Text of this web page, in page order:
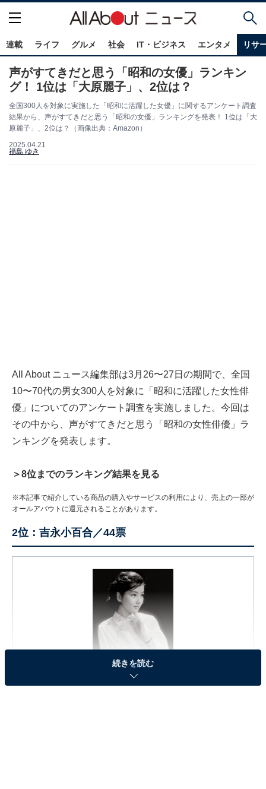
連載 ライフ グルメ 社会 IT・ビジネス エンタメ リサ
声がすてきだと思う「昭和の女優」ランキン
グ！ 1位は「大原麗子」、2位は？
全国300人を対象に実施した「昭和に活躍した女優」に関するアンケート調査
結果から、声がすてきだと思う「昭和の女優」ランキングを発表！ 1位は「大
原麗子」、2位は？（画像出典：Amazon）
2025.04.21
福島 ゆき
All About ニュース編集部は3月26〜27日の期間で、全国
10〜70代の男女300人を対象に「昭和に活躍した女性俳
優」についてのアンケート調査を実施しました。今回は
その中から、声がすてきだと思う「昭和の女性俳優」ラ
ンキングを発表します。
＞8位までのランキング結果を見る
※本記事で紹介している商品の購入やサービスの利用により、売上の一部が
オールアバウトに還元されることがあります。
2位：吉永小百合／44票
吉永小百合青春時代写真集
続きを読む